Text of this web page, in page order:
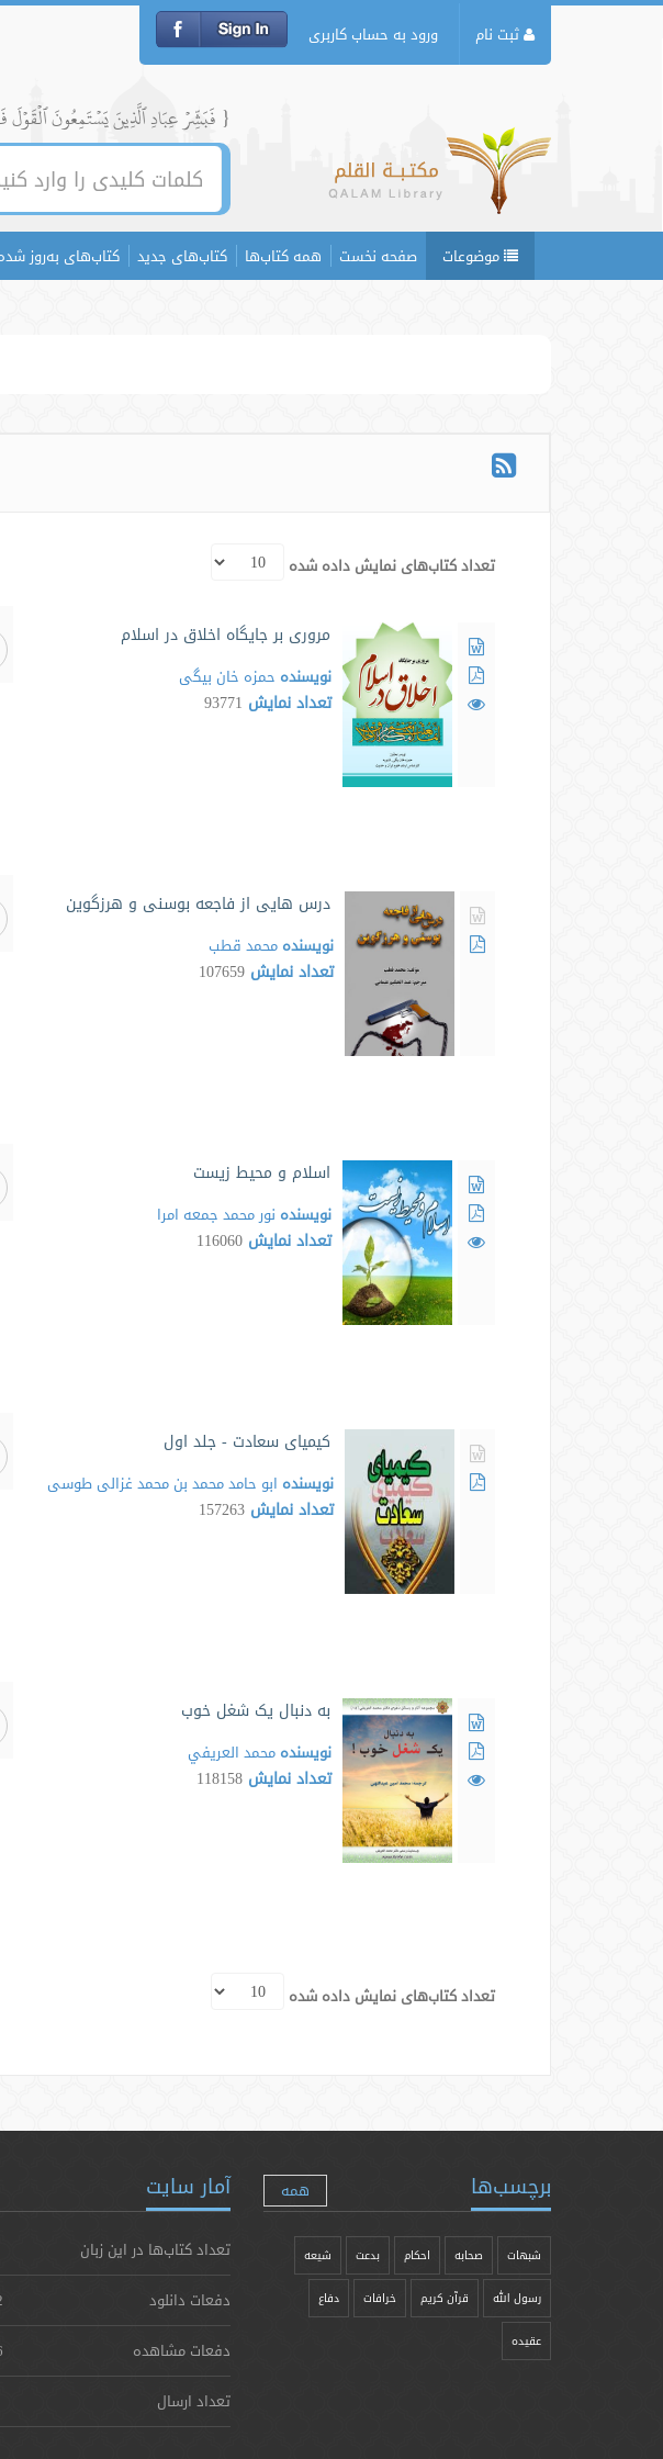
ثبت نام ورود به حساب کاربری
{ فَبَشِّرۡ عِبَادِ ٱلَّذِينَ يَسۡتَمِعُونَ
موضوعات صفحه نخست همه کتاب‌ها کتاب‌های جدید کتاب‌های به‌روز
تعداد کتاب‌های نمایش داده شده
مروری بر جايگاه اخلاق در اسلام
نویسنده حمزه خان بیگی
تعداد نمایش 93771
درس هایی از فاجعه بوسنی و هرزگوین
نویسنده محمد قطب
تعداد نمایش 107659
اسلام و محیط زیست
نویسنده نور محمد جمعه امرا
تعداد نمایش 116060
کیمیای سعادت - جلد اول
نویسنده ابو حامد محمد بن محمد غزالی طوسی
تعداد نمایش 157263
به دنبال یک شغل خوب
نویسنده محمد العريفي
تعداد نمایش 118158
تعداد کتاب‌های نمایش داده شده
برچسب‌ها همه
شبهات صحابه احکام بدعت شیعه
رسول الله قرآن کریم خرافات دفاع
عقیده
آمار سایت
تعداد کتاب‌ها در این زبان
دفعات دانلود
دفعات مشاهده
تعداد ارسال